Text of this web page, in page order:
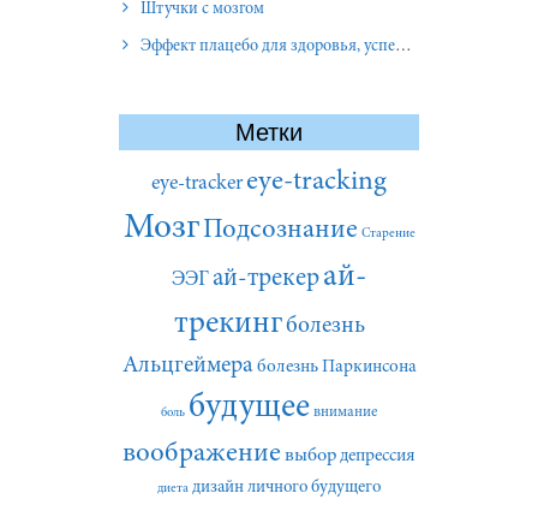
Штучки с мозгом
Эффект плацебо для здоровья, успеха и отношений
Метки
eye-tracker eye-tracking
МозгПодсознание Старение
ЭЭГай-трекерай-
трекингболезнь
Альцгеймера болезнь Паркинсона
боль будущее внимание
воображение выбор депрессия
диета дизайн личного будущего